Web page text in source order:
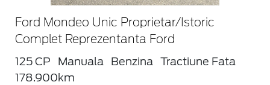
Ford Mondeo Unic Proprietar/Istoric
Complet Reprezentanta Ford
125 CP Manuala Benzina
Tractiune Fata
178.900km